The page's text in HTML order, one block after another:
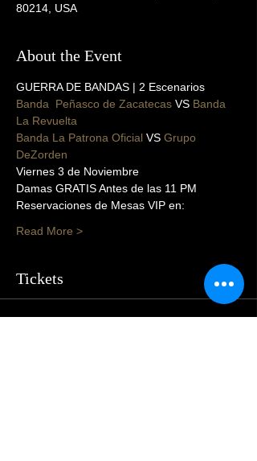
80214, USA
About the Event
GUERRA DE BANDAS | 2 Escenarios
Banda  Peñasco de Zacatecas VS Banda
La Revuelta
Banda La Patrona Oficial VS Grupo
DeZorden
Viernes 3 de Noviembre
Damas GRATIS Antes de las 11 PM
Reservaciones de Mesas VIP en:
Read More >
Tickets